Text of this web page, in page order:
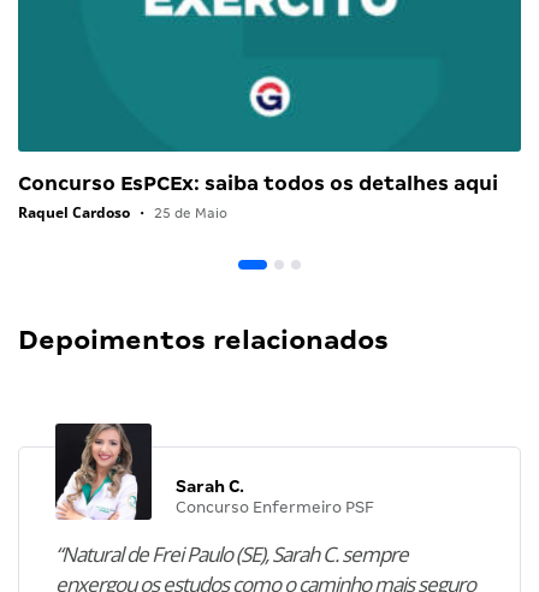
Concurso EsPCEx: saiba todos os detalhes aqui
Raquel Cardoso • 25 de Maio
Depoimentos relacionados
Sarah C.
Concurso Enfermeiro PSF
“Natural de Frei Paulo (SE), Sarah C. sempre
enxergou os estudos como o caminho mais seguro